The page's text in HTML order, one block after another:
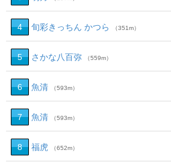
4 旬彩きっちん かつら （351m）
5 さかな八百弥 （559m）
6 魚清 （593m）
7 魚清 （593m）
8 福虎 （652m）